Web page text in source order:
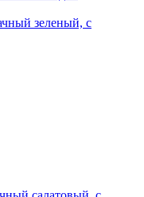
зеленый, с